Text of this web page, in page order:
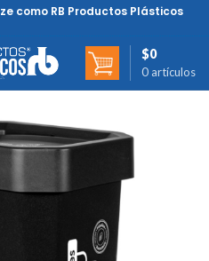
como RB Productos Plásticos
0 artículos
$0